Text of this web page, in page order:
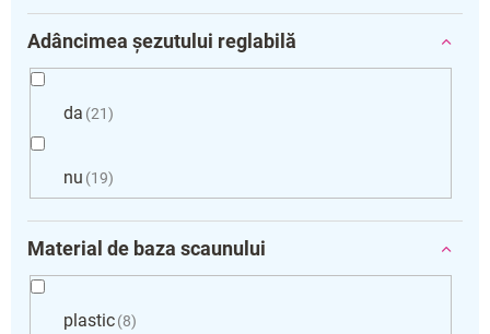
Adâncimea șezutului reglabilă
da 21
nu 19
Material de baza scaunului
plastic 8